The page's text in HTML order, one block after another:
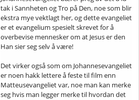
tak i Sannheten og Tro på Den, noe som blir
ekstra mye vektlagt her, og dette evangeliet
er et evangelium spesielt skrevet for å
overbevise mennesker om at Jesus er den
Han sier seg selv å være!
Det virker også som om Johannesevangeliet
er noen hakk lettere å feste til film enn
Matteusevangeliet var, noe man kan merke
seg hvis man legger merke til hvordan det